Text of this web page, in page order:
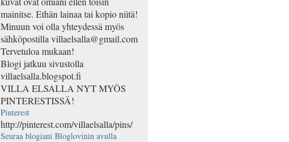
mainitse. Ethän lainaa tai kopio niitä!
Minuun voi olla yhteydessä myös
sähköpostilla villaelsalla@gmail.com
Tervetuloa mukaan!
Blogi jatkuu sivustolla
villaelsalla.blogspot.fi
VILLA ELSALLA NYT MYÖS
PINTERESTISSÄ!
Pinterest
http://pinterest.com/villaelsalla/pins/
Seuraa blogiani Bloglovinin avulla